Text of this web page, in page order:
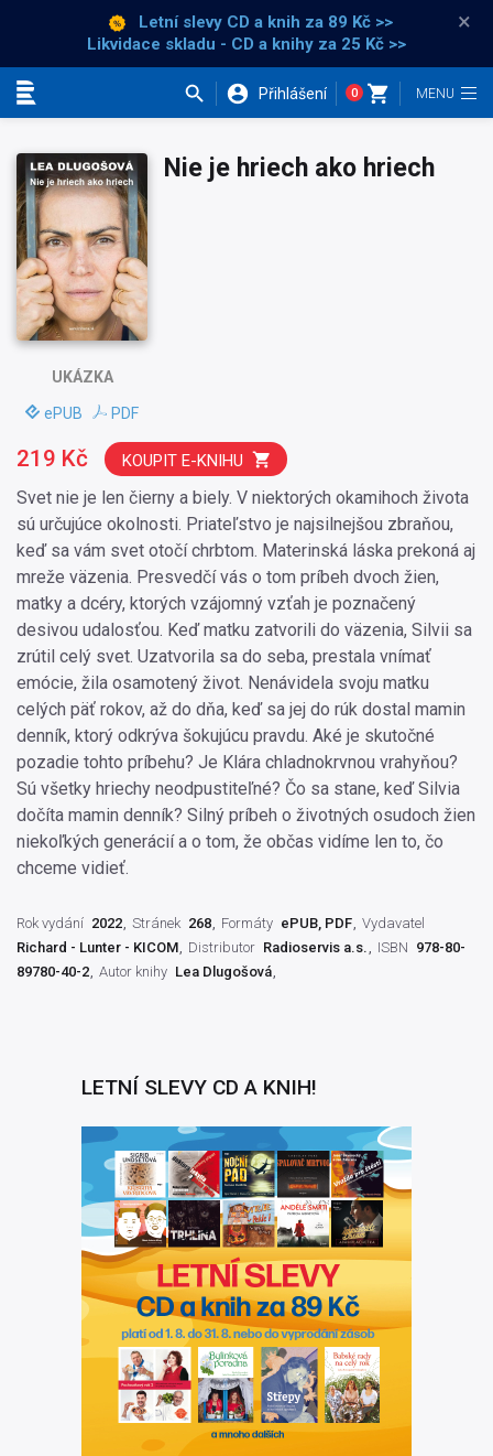
Letní slevy CD a knih za 89 Kč >>
Likvidace skladu - CD a knihy za 25 Kč >>
×
Přihlášení 0
UKÁZKA
ePUB PDF
Nie je hriech ako hriech
Svet nie je len čierny a biely. V niektorých okamihoch života
sú určujúce okolnosti. Priateľstvo je najsilnejšou zbraňou,
keď sa vám svet otočí chrbtom. Materinská láska prekoná aj
mreže väzenia. Presvedčí vás o tom príbeh dvoch žien,
matky a dcéry, ktorých vzájomný vzťah je poznačený
desivou udalosťou. Keď matku zatvorili do väzenia, Silvii sa
zrútil celý svet. Uzatvorila sa do seba, prestala vnímať
emócie, žila osamotený život. Nenávidela svoju matku
celých päť rokov, až do dňa, keď sa jej do rúk dostal mamin
denník, ktorý odkrýva šokujúcu pravdu. Aké je skutočné
pozadie tohto príbehu? Je Klára chladnokrvnou vrahyňou?
Sú všetky hriechy neodpustiteľné? Čo sa stane, keď Silvia
dočíta mamin denník? Silný príbeh o životných osudoch žien
niekoľkých generácií a o tom, že občas vidíme len to, čo
chceme vidieť.
219 Kč KOUPIT E-KNIHU
Rok vydání 2022 Stránek 268 Formáty ePUB, PDF Vydavatel
Richard - Lunter - KICOM
Distributor Radioservis a.s. ISBN 978-80-
89780-40-2 Autor knihy Lea Dlugošová
LETNÍ SLEVY CD A KNIH!